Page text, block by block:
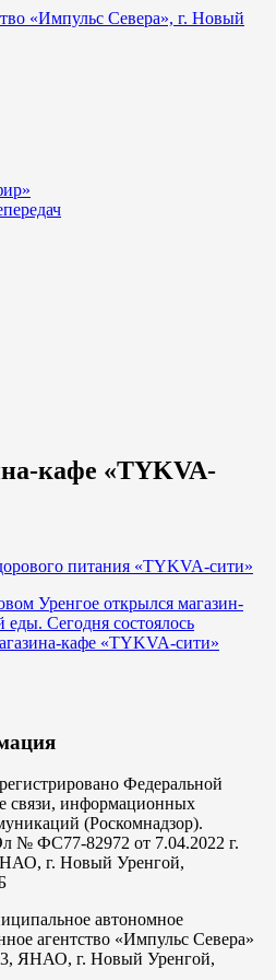
кафе «TYKVA-
питания «TYKVA-сити»
Уренгое открылся магазин-
Сегодня состоялось
кафе «TYKVA-сити»
Федеральной
связи, информационных
(Роскомнадзор).
№ ФС77-82972 от 7.04.2022 г.
г. Новый Уренгой,
автономное
агентство «Импульс Севера»
ЯНАО, г. Новый Уренгой,